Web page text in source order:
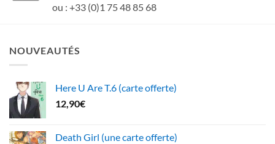
ou : +33 (0)1 75 48 85 68
NOUVEAUTÉS
Here U Are T.6 (carte offerte)
12,90€
Death Girl (une carte offerte)